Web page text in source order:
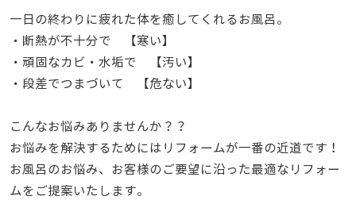
一日の終わりに疲れた体を癒してくれるお風呂。
・断熱が不十分で 【寒い】
・頑固なカビ・水垢で 【汚い】
・段差でつまづいて 【危ない】
こんなお悩みありませんか？？
お悩みを解決するためにはリフォームが一番の近道です！
お風呂のお悩み、お客様のご要望に沿った最適なリフォー
ムをご提案いたします。